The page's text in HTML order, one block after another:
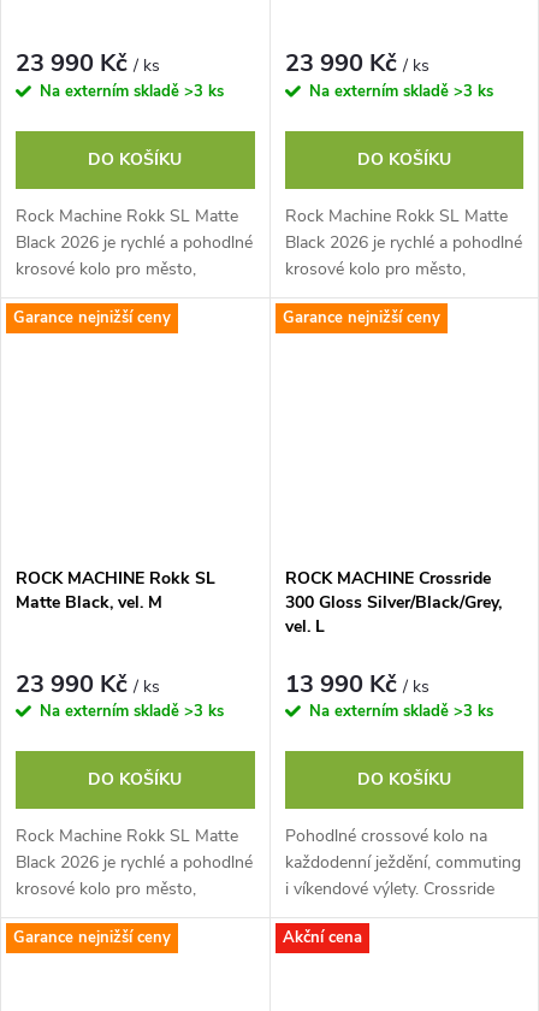
23 990 Kč/ ks
Na externím skladě >3 ks
DO KOŠÍKU
Rock Machine Rokk SL Matte
Black 2026 je rychlé a pohodlné
krosové kolo pro město,
cyklostezky i víkendové výlety.
Lehký hliníkový rám, 28" kola
23 990 Kč/ ks
Na externím skladě >3 ks
DO KOŠÍKU
Rock Machine Rokk SL Matte
Black 2026 je rychlé a pohodlné
krosové kolo pro město,
cyklostezky i víkendové výlety.
Lehký hliníkový rám, 28" kola
Garance nejnižší ceny
ROCK MACHINE Rokk SL
Matte Black, vel. M
23 990 Kč/ ks
Na externím skladě >3 ks
DO KOŠÍKU
Rock Machine Rokk SL Matte
Black 2026 je rychlé a pohodlné
krosové kolo pro město,
cyklostezky i víkendové výlety.
Lehký hliníkový rám, 28" kola
Garance nejnižší ceny
ROCK MACHINE Crossride
300 Gloss Silver/Black/Grey,
vel. L
13 990 Kč/ ks
Na externím skladě >3 ks
DO KOŠÍKU
Pohodlné crossové kolo na
každodenní ježdění, commuting
i víkendové výlety. Crossride
300 kombinuje snadno
ovladatelný hliníkový rám a
Garance nejnižší ceny Akční cena